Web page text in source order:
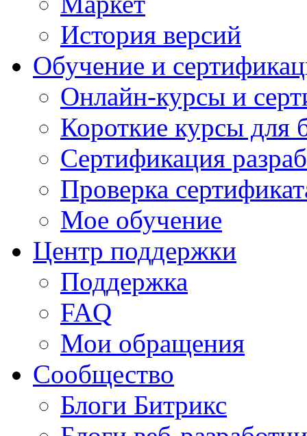
История версий
Обучение и
Онлайн-курсы и
Короткие курсы для
Сертификация
Проверка
Мое обучение
Центр поддержки
Поддержка
FAQ
Мои обращения
Сообщество
Блоги Битрикс